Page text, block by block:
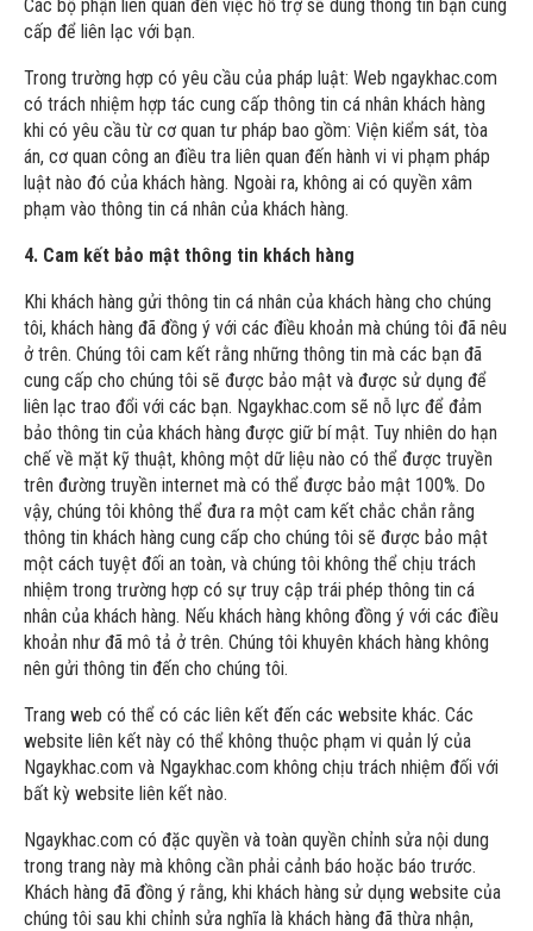
Các bộ phận liên quan đến việc hỗ trợ sẽ dùng thông tin bạn cung
cấp để liên lạc với bạn.
Trong trường hợp có yêu cầu của pháp luật: Web ngaykhac.com
có trách nhiệm hợp tác cung cấp thông tin cá nhân khách hàng
khi có yêu cầu từ cơ quan tư pháp bao gồm: Viện kiểm sát, tòa
án, cơ quan công an điều tra liên quan đến hành vi vi phạm pháp
luật nào đó của khách hàng. Ngoài ra, không ai có quyền xâm
phạm vào thông tin cá nhân của khách hàng.
4. Cam kết bảo mật thông tin khách hàng
Khi khách hàng gửi thông tin cá nhân của khách hàng cho chúng
tôi, khách hàng đã đồng ý với các điều khoản mà chúng tôi đã nêu
ở trên. Chúng tôi cam kết rằng những thông tin mà các bạn đã
cung cấp cho chúng tôi sẽ được bảo mật và được sử dụng để
liên lạc trao đổi với các bạn. Ngaykhac.com sẽ nỗ lực để đảm
bảo thông tin của khách hàng được giữ bí mật. Tuy nhiên do hạn
chế về mặt kỹ thuật, không một dữ liệu nào có thể được truyền
trên đường truyền internet mà có thể được bảo mật 100%. Do
vậy, chúng tôi không thể đưa ra một cam kết chắc chắn rằng
thông tin khách hàng cung cấp cho chúng tôi sẽ được bảo mật
một cách tuyệt đối an toàn, và chúng tôi không thể chịu trách
nhiệm trong trường hợp có sự truy cập trái phép thông tin cá
nhân của khách hàng. Nếu khách hàng không đồng ý với các điều
khoản như đã mô tả ở trên. Chúng tôi khuyên khách hàng không
nên gửi thông tin đến cho chúng tôi.
Trang web có thể có các liên kết đến các website khác. Các
website liên kết này có thể không thuộc phạm vi quản lý của
Ngaykhac.com và Ngaykhac.com không chịu trách nhiệm đối với
bất kỳ website liên kết nào.
Ngaykhac.com có đặc quyền và toàn quyền chỉnh sửa nội dung
trong trang này mà không cần phải cảnh báo hoặc báo trước.
Khách hàng đã đồng ý rằng, khi khách hàng sử dụng website của
chúng tôi sau khi chỉnh sửa nghĩa là khách hàng đã thừa nhận,